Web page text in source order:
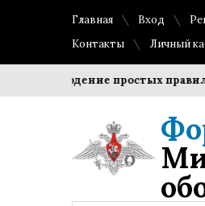
Главная Вход
Контакты
Личный
Соблюдение простых правил